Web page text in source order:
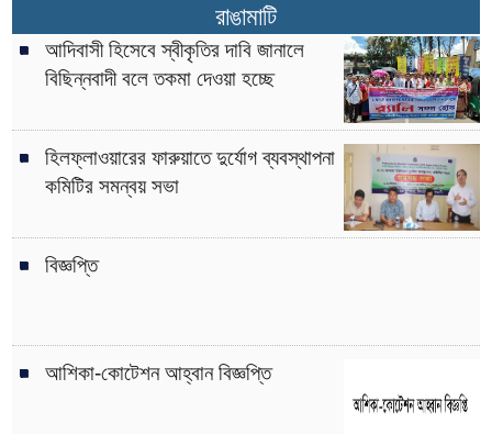
রাঙামাটি
আদিবাসী হিসেবে স্বীকৃতির দাবি জানালে
বিছিন্নবাদী বলে তকমা দেওয়া হচ্ছে
হিলফ্লাওয়ারের ফারুয়াতে দুর্যোগ ব্যবস্থাপনা
কমিটির সমন্বয় সভা
বিজ্ঞপ্তি
আশিকা-কোটেশন আহ্বান বিজ্ঞপ্তি